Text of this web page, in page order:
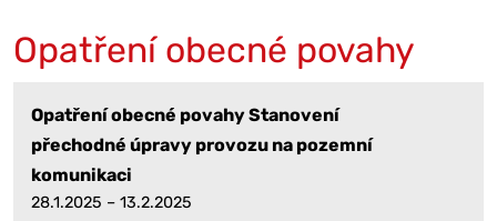
Opatření obecné povahy
Opatření obecné povahy Stanovení
přechodné úpravy provozu na pozemní
komunikaci
28.1.2025 – 13.2.2025